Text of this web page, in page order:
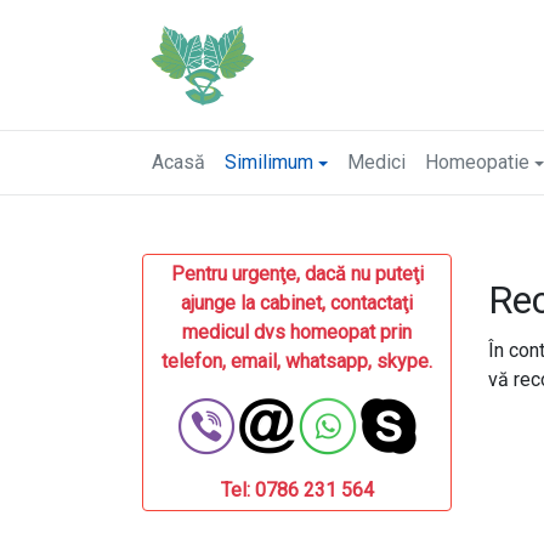
Acasă Similimum Medici Homeopatie
În
vă
Pentru urgenţe, dacă nu puteţi
ajunge la cabinet, contactaţi
medicul dvs homeopat prin
telefon, email, whatsapp, skype.
Tel: 0786 231 564